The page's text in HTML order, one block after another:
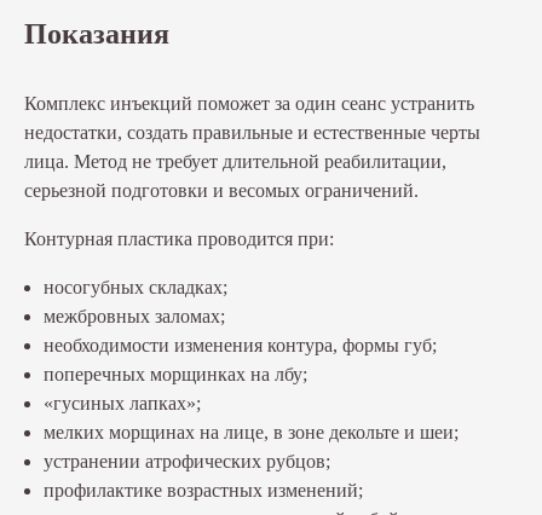
Показания
Комплекс инъекций поможет за один сеанс устранить
недостатки, создать правильные и естественные черты
лица. Метод не требует длительной реабилитации,
серьезной подготовки и весомых ограничений.
Контурная пластика проводится при:
носогубных складках;
межбровных заломах;
необходимости изменения контура, формы губ;
поперечных морщинках на лбу;
«гусиных лапках»;
мелких морщинах на лице, в зоне декольте и шеи;
устранении атрофических рубцов;
профилактике возрастных изменений;